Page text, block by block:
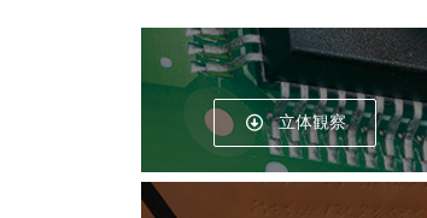
立体観察